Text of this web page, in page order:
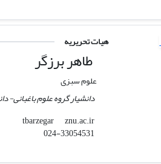
هیات تحریریه
طاهر برزگر
علوم سبزی
دانشیار گروه علوم
tbarzegar
znu.ac.ir